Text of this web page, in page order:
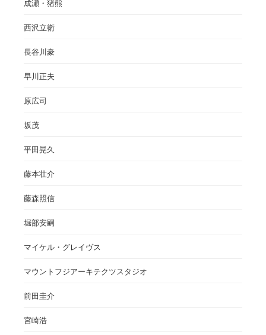
成瀬・猪熊
西沢立衛
長谷川豪
早川正夫
原広司
坂茂
平田晃久
藤本壮介
藤森照信
堀部安嗣
マイケル・グレイヴス
マウントフジアーキテクツスタジオ
前田圭介
宮崎浩